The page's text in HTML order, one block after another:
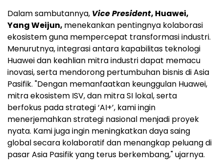
Dalam sambutannya, Vice President, Huawei,
Yang Weijun, menekankan pentingnya kolaborasi
ekosistem guna mempercepat transformasi industri.
Menurutnya, integrasi antara kapabilitas teknologi
Huawei dan keahlian mitra industri dapat memacu
inovasi, serta mendorong pertumbuhan bisnis di Asia
Pasifik. "Dengan memanfaatkan keunggulan Huawei,
mitra ekosistem ISV, dan mitra SI lokal, serta
berfokus pada strategi ‘AI+’, kami ingin
menerjemahkan strategi nasional menjadi proyek
nyata. Kami juga ingin meningkatkan daya saing
global secara kolaboratif dan menangkap peluang di
pasar Asia Pasifik yang terus berkembang," ujarnya.